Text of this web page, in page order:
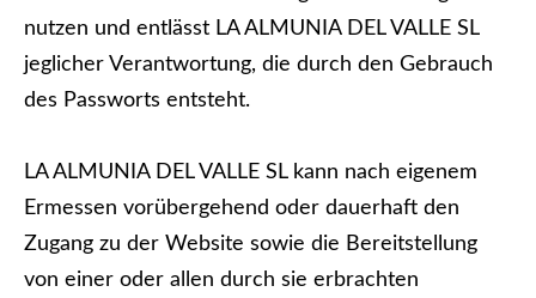
nutzen und entlässt LA ALMUNIA DEL VALLE SL
jeglicher Verantwortung, die durch den Gebrauch
des Passworts entsteht.
LA ALMUNIA DEL VALLE SL kann nach eigenem
Ermessen vorübergehend oder dauerhaft den
Zugang zu der Website sowie die Bereitstellung
von einer oder allen durch sie erbrachten